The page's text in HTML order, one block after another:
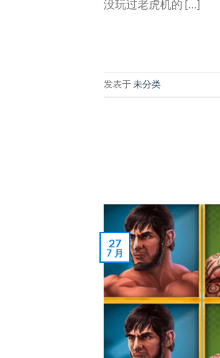
没玩过老虎机的 […]
发表于未分类
27
7 月